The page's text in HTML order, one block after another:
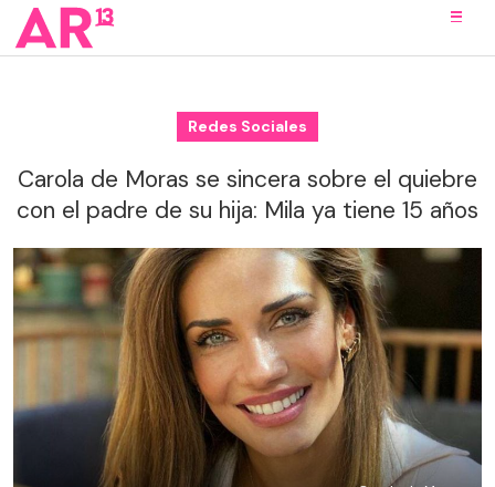
Redes Sociales
Carola de Moras se sincera sobre el quiebre
con el padre de su hija: Mila ya tiene 15 años